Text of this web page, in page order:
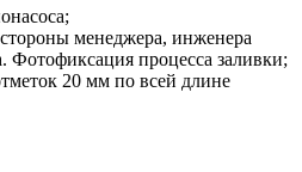
менеджера, инженера
Фотофиксация процесса заливки;
20 мм по всей длине